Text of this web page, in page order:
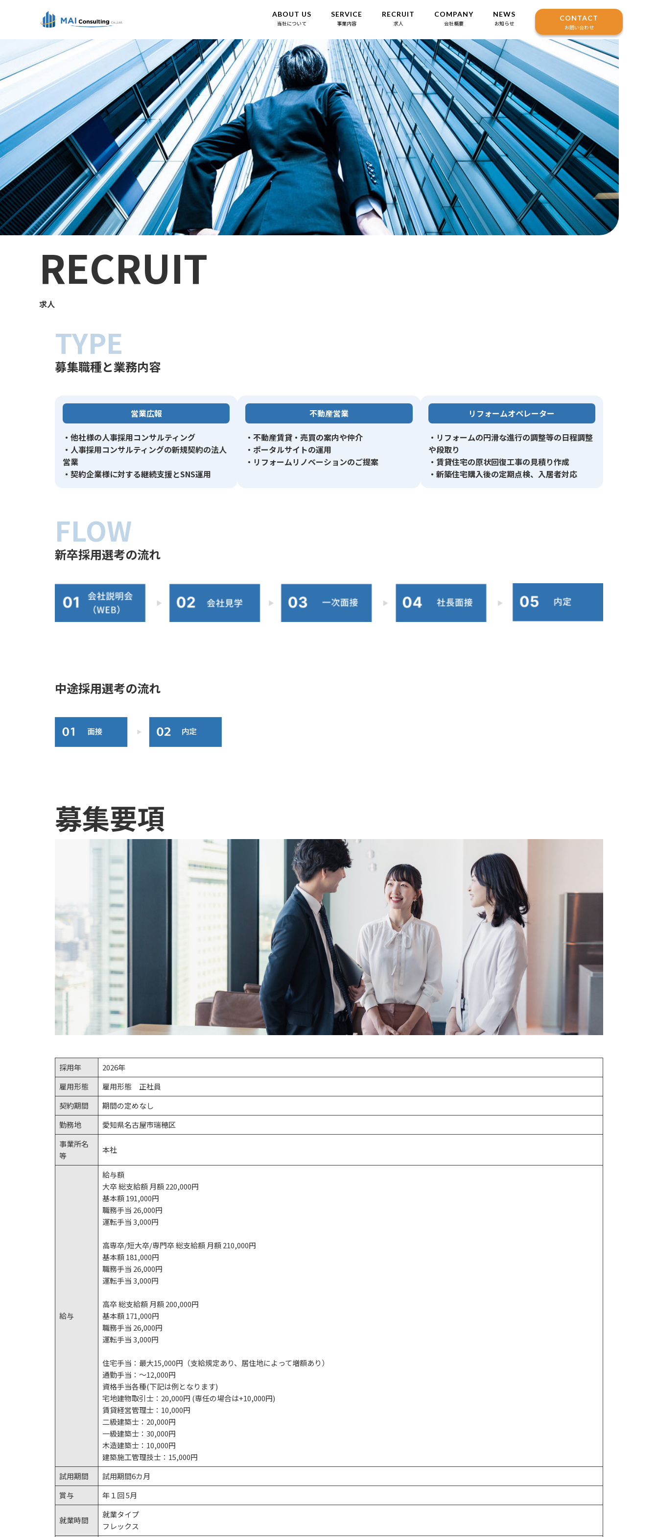
当社について
ABOUT US
事業内容
SERVICE
求人
RECRUIT
会社概要
COMPANY
お知らせ
NEWS
お問い合わせ
CONTACT
RECRUIT
求人
募集職種と業務内容
TYPE
営業広報
・他社様の人事採用コンサルティング
・人事採用コンサルティングの新規契約の法人
営業
・契約企業様に対する継続支援とSNS運用
不動産営業
・不動産賃貸・売買の案内や仲介
・ポータルサイトの運用
・リフォームリノベーションのご提案
リフォームオペレーター
・リフォームの円滑な進行の調整等の日程調整
や段取り
・賃貸住宅の原状回復工事の見積り作成
・新築住宅購入後の定期点検、入居者対応
新卒採用選考の流れ
FLOW
中途採用選考の流れ
募集要項
採用年
2026年
雇用形態
雇用形態 正社員
契約期間
期間の定めなし
勤務地
愛知県名古屋市瑞穂区
事業所名
等
本社
給与
給与額
大卒 総支給額 月額 220,000円
基本額 191,000円
職務手当 26,000円
運転手当 3,000円
高専卒/短大卒/専門卒 総支給額 月額 210,000円
基本額 181,000円
職務手当 26,000円
運転手当 3,000円
高卒 総支給額 月額 200,000円
基本額 171,000円
職務手当 26,000円
運転手当 3,000円
住宅手当：最大15,000円（支給規定あり、居住地によって増額あり）
通勤手当：～12,000円
資格手当各種(下記は例となります)
宅地建物取引士：20,000円 (専任の場合は+10,000円)
賃貸経営管理士：10,000円
二級建築士：20,000円
一級建築士：30,000円
木造建築士：10,000円
建築施工管理技士：15,000円
試用期間
試用期間6カ月
賞与
年１回 5月
就業時間
就業タイプ
フレックス